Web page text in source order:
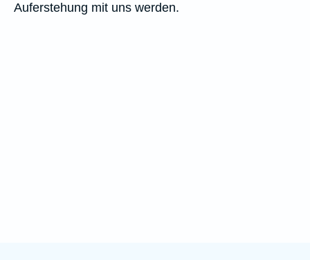
Auferstehung mit uns werden.